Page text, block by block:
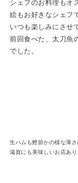
シェフのお料理もオ
絵もお好きなシェフ
いつも楽しみにさせ
前回食べた、太刀魚
でした。
生ハムも鰹節かの様な薄
滋賀にも美味しいお店あり